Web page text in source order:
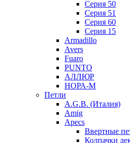
Серия 50
Серия 51
Серия 60
Серия 15
Armadillo
Avers
Fuaro
PUNTO
АЛЛЮР
НОРА-М
Петли
A.G.B. (Италия)
Amig
Apecs
Ввертные
Колпачки